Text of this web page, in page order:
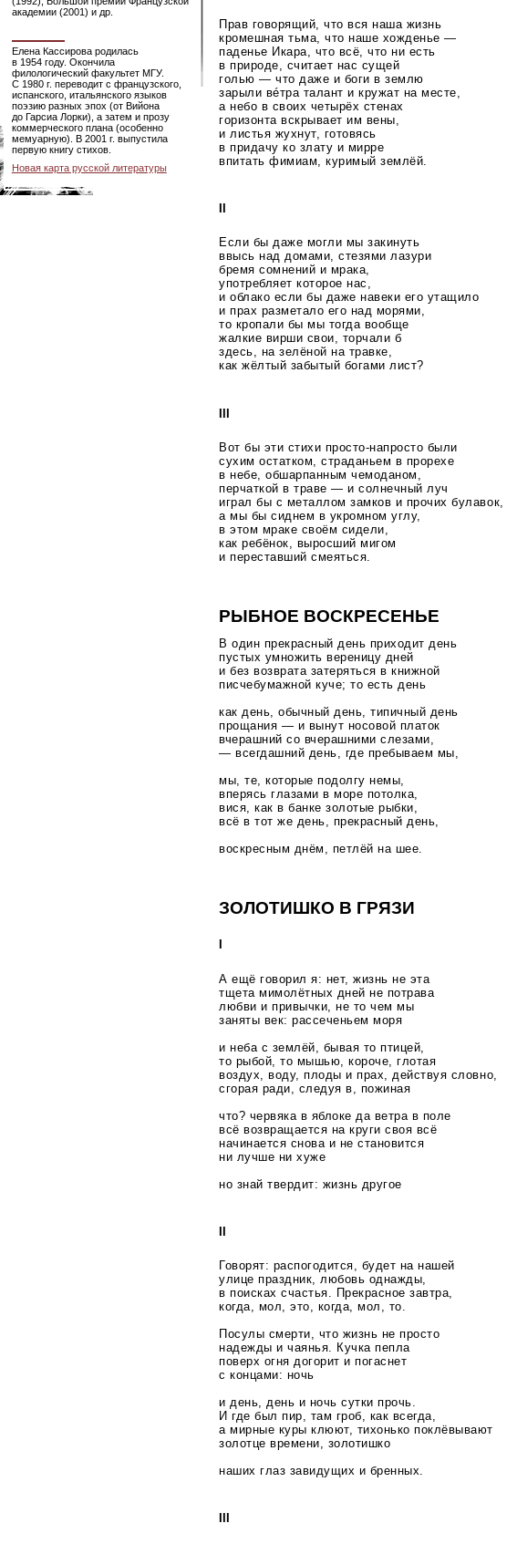
академии (2001) и др.
Елена Кассирова родилась
в 1954 году. Окончила
филологический факультет МГУ.
С 1980 г. переводит с французского,
испанского, итальянского языков
поэзию разных эпох (от Вийона
до Гарсиа Лорки), а затем и прозу
коммерческого плана (особенно
мемуарную). В 2001 г. выпустила
первую книгу стихов.
Новая карта русской литературы
Прав говорящий, что вся наша жизнь
кромешная тьма, что наше хожденье —
паденье Икара, что всё, что ни есть
в природе, считает нас сущей
голью — что даже и боги в землю
зарыли вéтра талант и кружат на месте,
а небо в своих четырёх стенах
горизонта вскрывает им вены,
и листья жухнут, готовясь
в придачу ко злату и мирре
впитать фимиам, куримый землёй.
Если бы даже могли мы закинуть
ввысь над домами, стезями лазури
бремя сомнений и мрака,
употребляет которое нас,
и облако если бы даже навеки его утащило
и прах разметало его над морями,
то кропали бы мы тогда вообще
жалкие вирши свои, торчали б
здесь, на зелёной на травке,
как жёлтый забытый богами лист?
III
Вот бы эти стихи просто-напросто были
сухим остатком, страданьем в прорехе
в небе, обшарпанным чемоданом,
перчаткой в траве — и солнечный луч
играл бы с металлом замков и прочих булавок,
а мы бы сиднем в укромном углу,
в этом мраке своём сидели,
как ребёнок, выросший мигом
и переставший смеяться.
РЫБНОЕ ВОСКРЕСЕНЬЕ
В один прекрасный день приходит день
пустых умножить вереницу дней
и без возврата затеряться в книжной
писчебумажной куче; то есть день
как день, обычный день, типичный день
прощания — и вынут носовой платок
вчерашний со вчерашними слезами,
— всегдашний день, где пребываем мы,
мы, те, которые подолгу немы,
вперясь глазами в море потолка,
вися, как в банке золотые рыбки,
всё в тот же день, прекрасный день,
воскресным днём, петлёй на шее.
ЗОЛОТИШКО В ГРЯЗИ
А ещё говорил я: нет, жизнь не эта
тщета мимолётных дней не потрава
любви и привычки, не то чем мы
заняты век: рассеченьем моря
и неба с землёй, бывая то птицей,
то рыбой, то мышью, короче, глотая
воздух, воду, плоды и прах, действуя словно,
сгорая ради, следуя в, пожиная
что? червяка в яблоке да ветра в поле
всё возвращается на круги своя всё
начинается снова и не становится
ни лучше ни хуже
но знай твердит: жизнь другое
Говорят: распогодится, будет на нашей
улице праздник, любовь однажды,
в поисках счастья. Прекрасное завтра,
когда, мол, это, когда, мол, то.
Посулы смерти, что жизнь не просто
надежды и чаянья. Кучка пепла
поверх огня догорит и погаснет
с концами: ночь
и день, день и ночь сутки прочь.
И где был пир, там гроб, как всегда,
а мирные куры клюют, тихонько поклёвывают
золотце времени, золотишко
наших глаз завидущих и бренных.